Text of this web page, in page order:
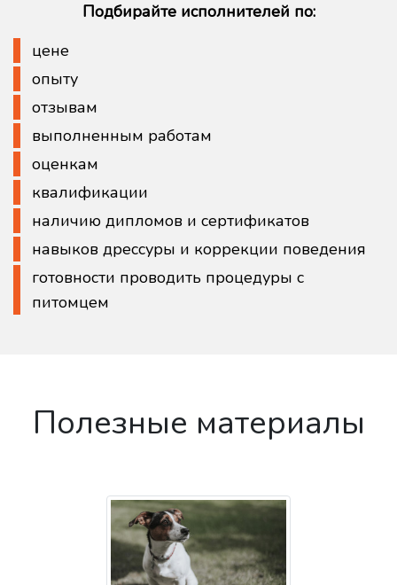
Подбирайте исполнителей по:
цене
опыту
отзывам
выполненным работам
оценкам
квалификации
наличию дипломов и сертификатов
навыков дрессуры и коррекции поведения
готовности проводить процедуры с
питомцем
Полезные материалы